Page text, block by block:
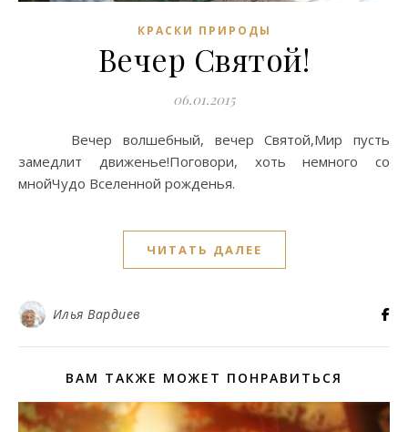
КРАСКИ ПРИРОДЫ
Вечер Святой!
06.01.2015
Вечер волшебный, вечер Святой,Мир пусть
замедлит движенье!Поговори, хоть немного со
мнойЧудо Вселенной рожденья.
ЧИТАТЬ ДАЛЕЕ
Илья Вардиев
ВАМ ТАКЖЕ МОЖЕТ ПОНРАВИТЬСЯ